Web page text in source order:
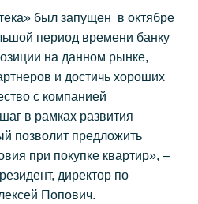
был запущен в октябре
период времени банку
на данном рынке,
и достичь хороших
с компанией
в рамках развития
позволит предложить
при покупке квартир», –
директор по
Попович.